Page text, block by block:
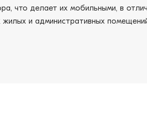
что делает их мобильными, в
и административных